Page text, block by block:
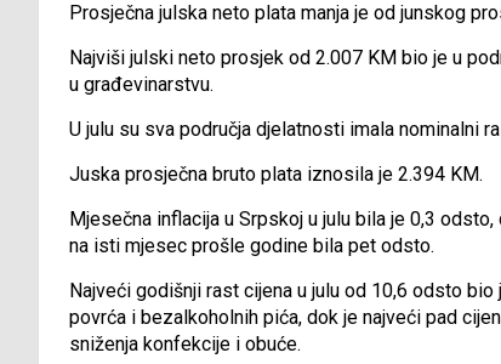
Prosječna julska neto plata manja je od junskog
Najviši julski neto prosjek od 2.007 KM bio je u
u građevinarstvu.
U julu su sva područja djelatnosti imala nominalni
Juska prosječna bruto plata iznosila je 2.394 KM.
Mjesečna inflacija u Srpskoj u julu bila je 0,3
na isti mjesec prošle godine bila pet odsto.
Najveći godišnji rast cijena u julu od 10,6 odsto
povrća i bezalkoholnih pića, dok je najveći pad
sniženja konfekcije i obuće.